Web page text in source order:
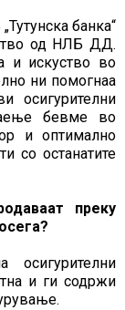
банка“
од НЛБ ДД.
и искуство во
ни помогнаа
осигурителни
бевме во
и оптимално
со останатите
преку
осигурителни
и ги содржи